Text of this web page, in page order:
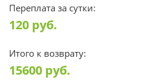
Переплата за сутки:
120 руб.
Итого к возврату:
15600 руб.